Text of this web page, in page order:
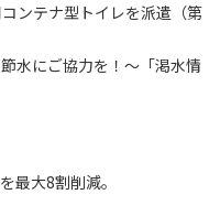
ンテナ型トイレを派遣（第
水にご協力を！〜「渇水情
最大8割削減。